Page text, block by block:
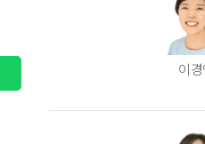
이